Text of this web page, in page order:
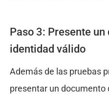
Paso 3: Presente un
identidad válido
Además de las pruebas
presentar un documento